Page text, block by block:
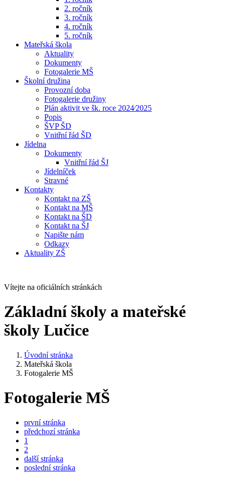
2. ročník
3. ročník
4. ročník
5. ročník
Mateřská škola
Aktuality
Dokumenty
Fotogalerie MŠ
Školní družina
Provozní doba
Fotogalerie družiny
Plán aktivit ve šk. roce 2024⁄2025
Popis
ŠVP ŠD
Vnitřní řád ŠD
Jídelna
Dokumenty
Vnitřní řád ŠJ
Jídelníček
Stravné
Kontakty
Kontakt na ZŠ
Kontakt na MŠ
Kontakt na ŠD
Kontakt na ŠJ
Napište nám
Odkazy
Aktuality ZŠ
Vítejte na oficiálních stránkách
Základní školy a mateřské
školy Lučice
Úvodní stránka
Mateřská škola
Fotogalerie MŠ
Fotogalerie MŠ
první stránka
předchozí stránka
1
2
další stránka
poslední stránka